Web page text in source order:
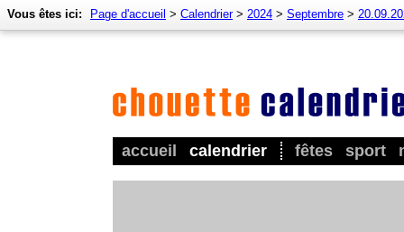
accueil calendrier fêtes sport
Vous êtes ici: Page d'accueil > Calendrier> 2024 > Septembre >